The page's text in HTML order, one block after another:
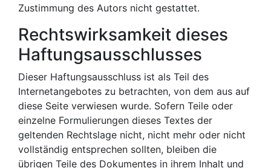
Zustimmung des Autors nicht gestattet.
Rechtswirksamkeit dieses
Haftungsausschlusses
Dieser Haftungsausschluss ist als Teil des
Internetangebotes zu betrachten, von dem aus auf
diese Seite verwiesen wurde. Sofern Teile oder
einzelne Formulierungen dieses Textes der
geltenden Rechtslage nicht, nicht mehr oder nicht
vollständig entsprechen sollten, bleiben die
übrigen Teile des Dokumentes in ihrem Inhalt und